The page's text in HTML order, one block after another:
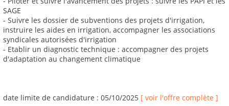
SAGE
- Suivre les dossier de subventions des projets d'irrigation,
instruire les aides en irrigation, accompagner les associations
syndicales autorisées d'irrigation
- Etablir un diagnostic technique : accompagner des projets
d'adaptation au changement climatique
date limite de candidature : 05/10/2025 [ voir l'offre complète ]